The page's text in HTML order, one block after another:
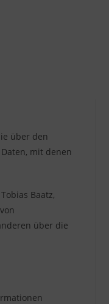
über den
mit denen
Baatz,
über die